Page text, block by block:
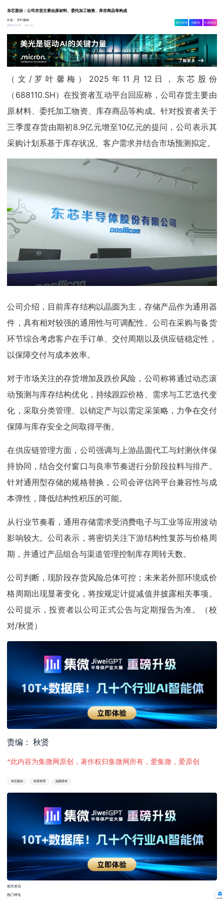
东芯股份：公司存货主要由原材料、委托加工物资、库存商品等构成
作者：罗叶馨梅
2025-11-12
2.8w
相关舆情 AI解读 生成海报
（文/罗叶馨梅）2025年11月12日，东芯股份
（688110.SH）在投资者互动平台回应称，公司存货主要由
原材料、委托加工物资、库存商品等构成。针对投资者关于
三季度存货由期初8.9亿元增至10亿元的提问，公司表示其
采购计划系基于库存状况、客户需求并结合市场预测拟定。
公司介绍，目前库存结构以晶圆为主，存储产品作为通用器
件，具有相对较强的通用性与可调配性。公司在采购与备货
环节综合考虑客户在手订单、交付周期以及供应链稳定性，
以保障交付与成本效率。
对于市场关注的存货增加及跌价风险，公司称将通过动态滚
动预测与库存结构优化，持续跟踪价格、需求与工艺迭代变
化，采取分类管理、以销定产与以需定采策略，力争在交付
保障与库存安全之间取得平衡。
在供应链管理方面，公司强调与上游晶圆代工与封测伙伴保
持协同，结合交付窗口与良率节奏进行分阶段拉料与排产。
针对通用型存储的规格替换，公司会评估跨平台兼容性与成
本弹性，降低结构性积压的可能。
从行业节奏看，通用存储需求受消费电子与工业等应用波动
影响较大。公司表示，将密切关注下游结构性复苏与价格周
期，并通过产品组合与渠道管理控制库存周转天数。
公司判断，现阶段存货风险总体可控；未来若外部环境或价
格周期出现显著变化，将按规定计提减值并披露相关事项。
公司提示，投资者以公司正式公告与定期报告为准。（校
对/秋贤）
责编： 秋贤
*此内容为集微网原创，著作权归集微网所有，爱集微，爱原创
东芯股份 存货管理 晶圆库存
相关资讯
热门评论